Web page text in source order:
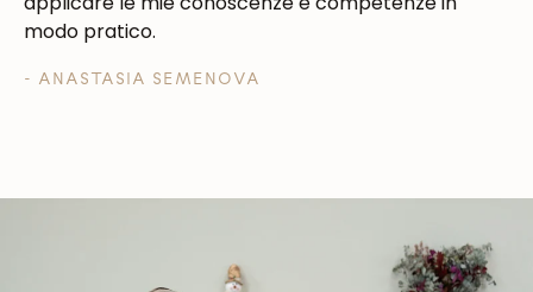
modo pratico.
- ANASTASIA SEMENOVA